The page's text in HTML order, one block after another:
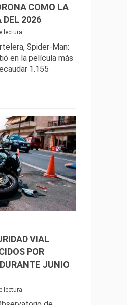
COMO LA
DEL 2026
lectura
Spider-Man:
en la película más
1.155
VIAL
POR
JUNIO
lectura